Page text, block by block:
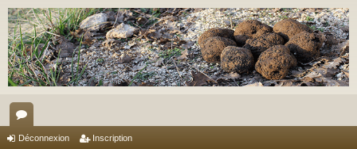
or
Déconnexion Inscription